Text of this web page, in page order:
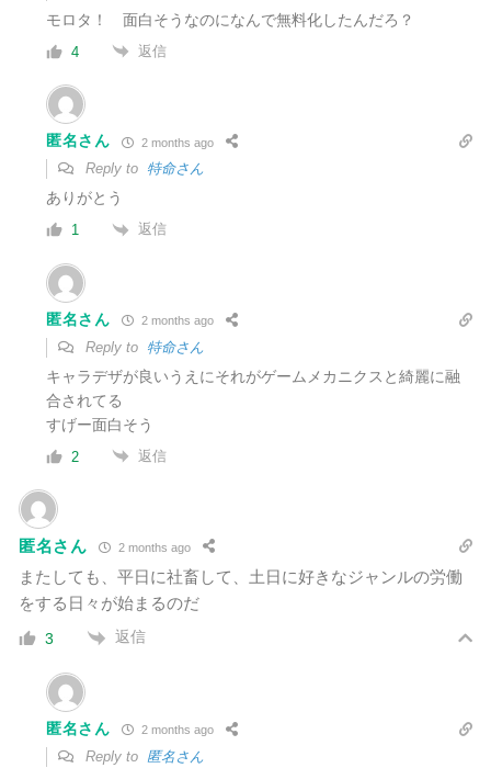
モロタ！ 面白そうなのになんで無料化したんだろ？
4 返信
匿名さん 2 months ago
Reply to 特命さん
ありがとう
1 返信
匿名さん 2 months ago
Reply to 特命さん
キャラデザが良いうえにそれがゲームメカニクスと綺麗に融
合されてる
すげー面白そう
2 返信
匿名さん 2 months ago
またしても、平日に社畜して、土日に好きなジャンルの労働
をする日々が始まるのだ
3 返信
匿名さん 2 months ago
Reply to 匿名さん